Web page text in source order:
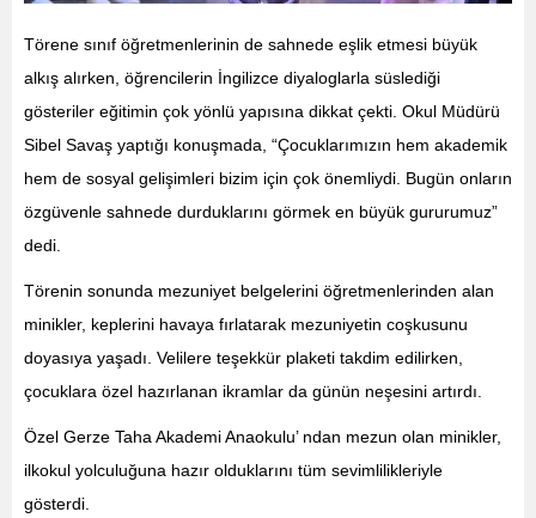
Törene sınıf öğretmenlerinin de sahnede eşlik etmesi büyük
alkış alırken, öğrencilerin İngilizce diyaloglarla süslediği
gösteriler eğitimin çok yönlü yapısına dikkat çekti. Okul Müdürü
Sibel Savaş yaptığı konuşmada, “Çocuklarımızın hem akademik
hem de sosyal gelişimleri bizim için çok önemliydi. Bugün onların
özgüvenle sahnede durduklarını görmek en büyük gururumuz”
dedi.
Törenin sonunda mezuniyet belgelerini öğretmenlerinden alan
minikler, keplerini havaya fırlatarak mezuniyetin coşkusunu
doyasıya yaşadı. Velilere teşekkür plaketi takdim edilirken,
çocuklara özel hazırlanan ikramlar da günün neşesini artırdı.
Özel Gerze Taha Akademi Anaokulu’ ndan mezun olan minikler,
ilkokul yolculuğuna hazır olduklarını tüm sevimlilikleriyle
gösterdi.